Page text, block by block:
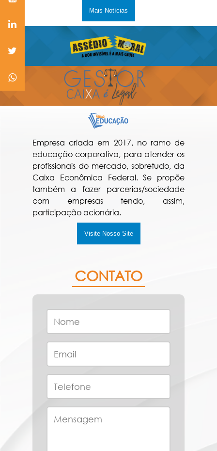
Mais Notícias
Empresa criada em 2017, no ramo de
educação corporativa, para atender os
profissionais do mercado, sobretudo, da
Caixa Econômica Federal. Se propõe
também a fazer parcerias/sociedade
com empresas tendo, assim,
participação acionária.
Visite Nosso Site
CONTATO